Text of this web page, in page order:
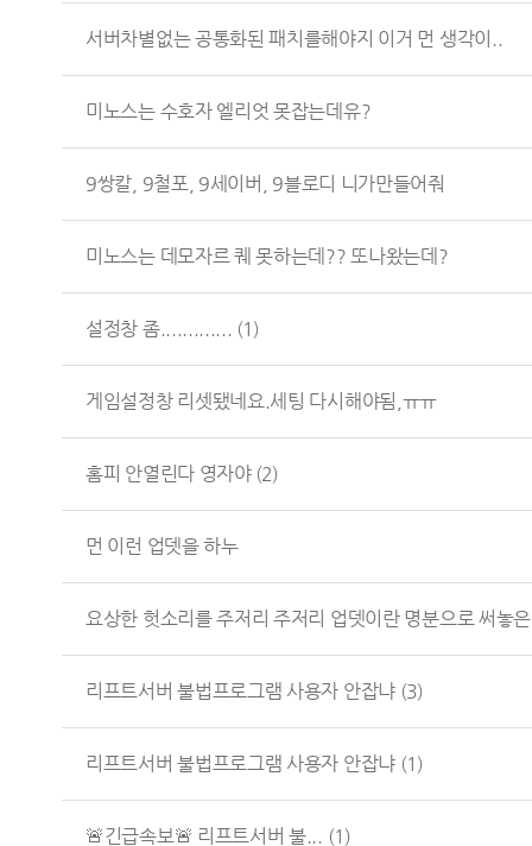
서버차별없는 공통화된 패치를해야지 이거 먼 생각이..
미노스는 수호자 엘리엇 못잡는데유?
9쌍칼, 9철포, 9세이버, 9블로디 니가만들어줘
미노스는 데모자르 퀘 못하는데?? 또나왔는데?
설정창 좀............. (1)
게임설정창 리셋됐네요.세팅 다시해야됨,ㅠㅠ
홈피 안열린다 영자야 (2)
먼 이런 업뎃을 하누
요상한 헛소리를 주저리 주저리 업뎃이란 명분으로 써놓
리프트서버 불법프로그램 사용자 안잡냐 (3)
리프트서버 불법프로그램 사용자 안잡냐 (1)
🚨긴급속보🚨 리프트서버 불... (1)